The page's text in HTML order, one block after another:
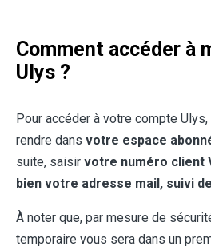
Comment accéder à
Ulys ?
Pour accéder à votre compte
rendre dans votre espace
suite, saisir votre numéro client
bien votre adresse mail, suivi
À noter que, par mesure de
temporaire vous sera dans un